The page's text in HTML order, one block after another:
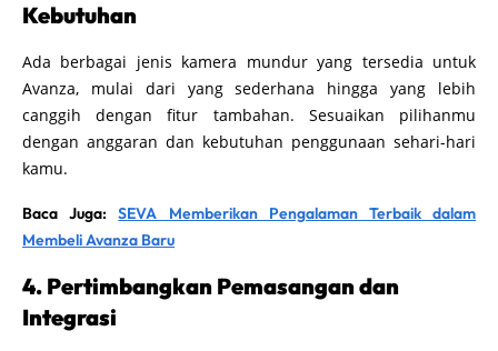
Kebutuhan
Ada berbagai jenis kamera mundur yang tersedia untuk
Avanza, mulai dari yang sederhana hingga yang lebih
canggih dengan fitur tambahan. Sesuaikan pilihanmu
dengan anggaran dan kebutuhan penggunaan sehari-hari
kamu.
Baca Juga:SEVA Memberikan Pengalaman Terbaik dalam
Membeli Avanza Baru
4. Pertimbangkan Pemasangan dan
Integrasi